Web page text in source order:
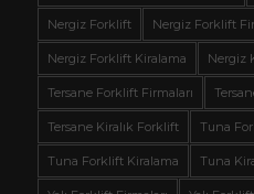
Nergiz Forklift Nergiz Forklift
Nergiz Forklift Kiralama Nergiz
Tersane Forklift Firmaları
Tersane Kiralık Forklift Tuna
Tuna Forklift Kiralama Tuna